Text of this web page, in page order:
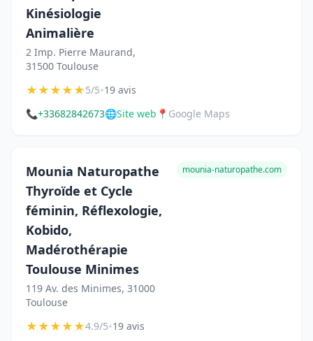
Kinésiologie
Animalière
2 Imp. Pierre Maurand,
31500 Toulouse
★★★★★5/5•19 avis
📞+33682842673🌐Site web 📍 Google Maps
Mounia Naturopathe
Thyroïde et Cycle
féminin, Réflexologie,
Kobido,
Madérothérapie
Toulouse Minimes
119 Av. des Minimes, 31000
Toulouse
mounia-naturopathe.com
★★★★★4.9/5•19 avis